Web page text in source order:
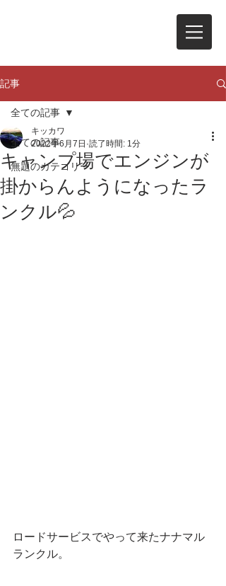
記事
全ての記事
無題のカテゴリー
全ての記事
キャンプ場でエンジンが
掛からんようになったラ
ンクル💦
キッカワ
2022年6月7日 読了時間: 1分
ロードサービスでやって来たナナマル
ランクル。